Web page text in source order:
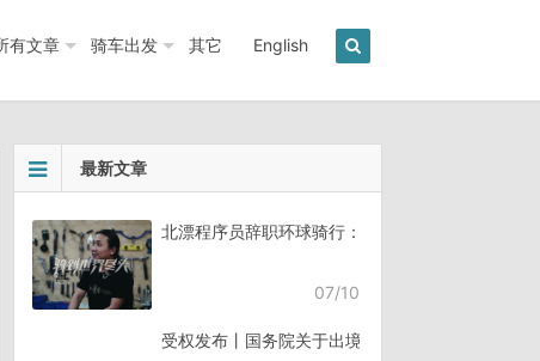
有文章 骑车出发 其它 English
最新文章
北漂程序员辞职环球骑行：7年骑行45个国家《骑
07/10
受权发布丨国务院关于出境入境管理的规定